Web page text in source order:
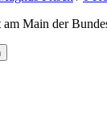
Main der